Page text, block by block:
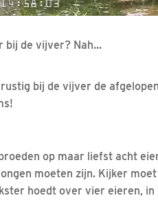
bij de vijver? Nah…
bij de vijver de
op maar liefst acht
moeten zijn. Kijker
hoedt over vier eieren,